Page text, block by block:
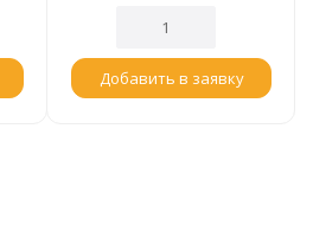
Добавить в заявку